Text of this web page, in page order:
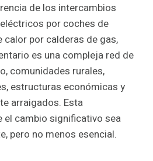
de los intercambios
por coches de
calor por calderas de gas,
es una compleja red de
comunidades rurales,
estructuras económicas y
arraigados. Esta
el cambio significativo sea
pero no menos esencial.